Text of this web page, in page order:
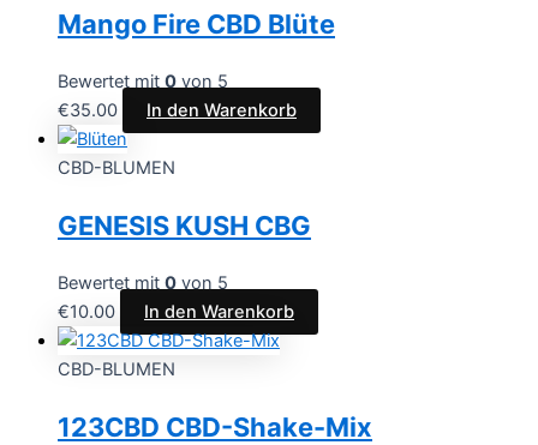
Mango Fire CBD Blüte
Bewertet mit 0 von 5
€35.00 In den Warenkorb
CBD-BLUMEN
GENESIS KUSH CBG
Bewertet mit 0 von 5
€10.00 In den Warenkorb
CBD-BLUMEN
123CBD CBD-Shake-Mix